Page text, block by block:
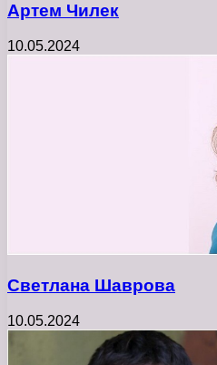
Артем Чилек
10.05.2024
Светлана Шаврова
10.05.2024